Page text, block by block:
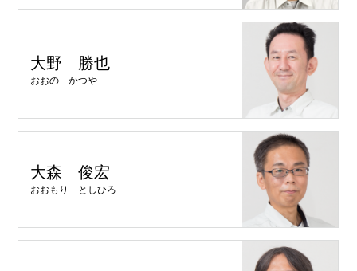
大野 勝也
おおの かつや
大森 俊宏
おおもり としひろ